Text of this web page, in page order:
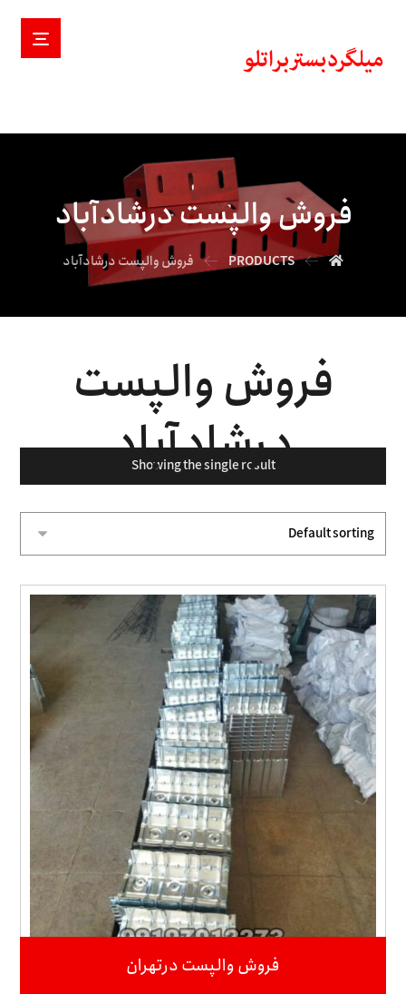
فروش والپست درشادآباد
PRODUCTS فروش والپست درشادآباد
فروش والپست
درشادآباد
Showing the single result
فروش والپست درتهران